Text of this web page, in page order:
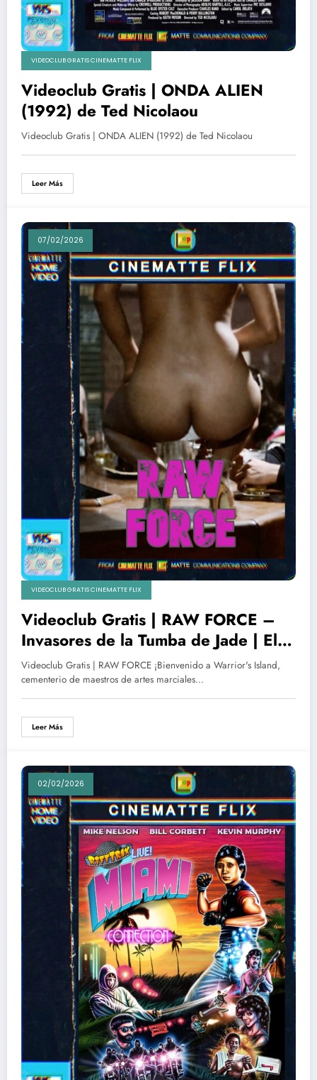
VIDEOCLUB GRATIS CINEMATTE FLIX
Videoclub Gratis | ONDA ALIEN
(1992) de Ted Nicolaou
Videoclub Gratis | ONDA ALIEN (1992) de Ted Nicolaou
Leer Más
07/02/2026
VIDEOCLUB GRATIS CINEMATTE FLIX
Videoclub Gratis | RAW FORCE –
Invasores de la Tumba de Jade | El
gran film de culto por fin en
CinematteFlix
Videoclub Gratis | RAW FORCE ¡Bienvenido a Warrior's Island,
cementerio de maestros de artes marciales…
Leer Más
02/02/2026